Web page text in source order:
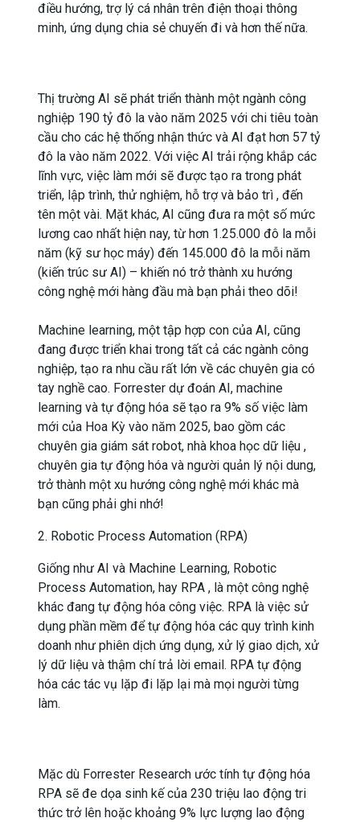
điều hướng, trợ lý cá nhân trên điện thoại thông
minh, ứng dụng chia sẻ chuyến đi và hơn thế nữa.
Thị trường AI sẽ phát triển thành một ngành công
nghiệp 190 tỷ đô la vào năm 2025 với chi tiêu toàn
cầu cho các hệ thống nhận thức và AI đạt hơn 57 tỷ
đô la vào năm 2022. Với việc AI trải rộng khắp các
lĩnh vực, việc làm mới sẽ được tạo ra trong phát
triển, lập trình, thử nghiệm, hỗ trợ và bảo trì , đến
tên một vài. Mặt khác, AI cũng đưa ra một số mức
lương cao nhất hiện nay, từ hơn 1.25.000 đô la mỗi
năm (kỹ sư học máy) đến 145.000 đô la mỗi năm
(kiến trúc sư AI) – khiến nó trở thành xu hướng
công nghệ mới hàng đầu mà bạn phải theo dõi!
Machine learning, một tập hợp con của AI, cũng
đang được triển khai trong tất cả các ngành công
nghiệp, tạo ra nhu cầu rất lớn về các chuyên gia có
tay nghề cao. Forrester dự đoán AI, machine
learning và tự động hóa sẽ tạo ra 9% số việc làm
mới của Hoa Kỳ vào năm 2025, bao gồm các
chuyên gia giám sát robot, nhà khoa học dữ liệu ,
chuyên gia tự động hóa và người quản lý nội dung,
trở thành một xu hướng công nghệ mới khác mà
bạn cũng phải ghi nhớ!
2. Robotic Process Automation (RPA)
Giống như AI và Machine Learning, Robotic
Process Automation, hay RPA , là một công nghệ
khác đang tự động hóa công việc. RPA là việc sử
dụng phần mềm để tự động hóa các quy trình kinh
doanh như phiên dịch ứng dụng, xử lý giao dịch, xử
lý dữ liệu và thậm chí trả lời email. RPA tự động
hóa các tác vụ lặp đi lặp lại mà mọi người từng
làm.
Mặc dù Forrester Research ước tính tự động hóa
RPA sẽ đe dọa sinh kế của 230 triệu lao động tri
thức trở lên hoặc khoảng 9% lực lượng lao động